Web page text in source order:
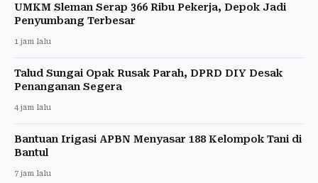
UMKM Sleman Serap 366 Ribu Pekerja, Depok Jadi
Penyumbang Terbesar
1 jam lalu
Talud Sungai Opak Rusak Parah, DPRD DIY Desak
Penanganan Segera
4 jam lalu
Bantuan Irigasi APBN Menyasar 188 Kelompok Tani di
Bantul
7 jam lalu